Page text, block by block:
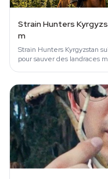
Strain Hunters
m
Strain Hunters Kyrgyzstan
pour sauver des landraces